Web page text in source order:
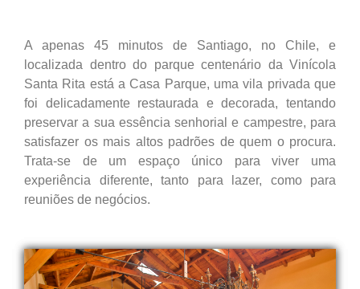
A apenas 45 minutos de Santiago, no Chile, e
localizada dentro do parque centenário da Vinícola
Santa Rita está a Casa Parque, uma vila privada que
foi delicadamente restaurada e decorada, tentando
preservar a sua essência senhorial e campestre, para
satisfazer os mais altos padrões de quem o procura.
Trata-se de um espaço único para viver uma
experiência diferente, tanto para lazer, como para
reuniões de negócios.